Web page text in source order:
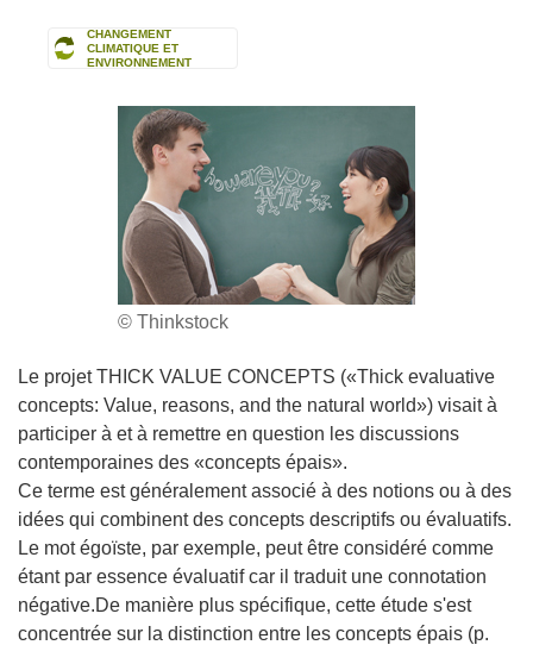
CHANGEMENT
CLIMATIQUE ET
ENVIRONNEMENT
© Thinkstock
Le projet THICK VALUE CONCEPTS («Thick evaluative
concepts: Value, reasons, and the natural world») visait à
participer à et à remettre en question les discussions
contemporaines des «concepts épais».
Ce terme est généralement associé à des notions ou à des
idées qui combinent des concepts descriptifs ou évaluatifs.
Le mot égoïste, par exemple, peut être considéré comme
étant par essence évaluatif car il traduit une connotation
négative.De manière plus spécifique, cette étude s'est
concentrée sur la distinction entre les concepts épais (p.